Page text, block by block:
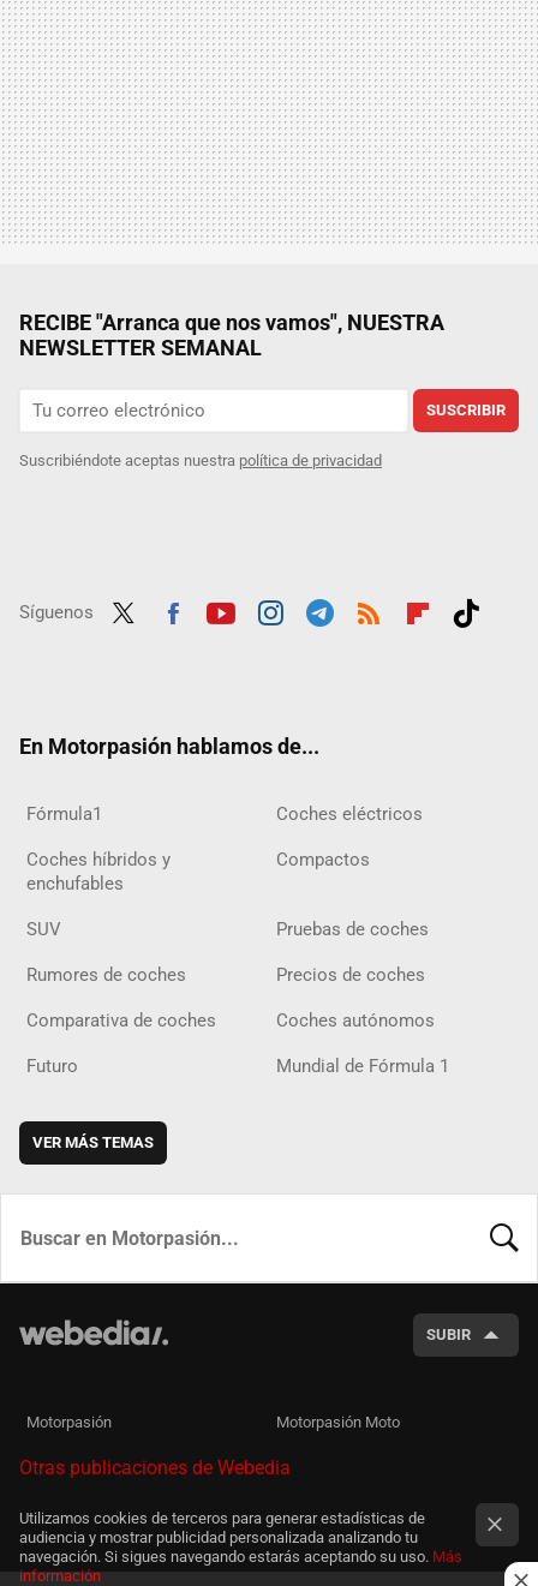
RECIBE "Arranca que nos vamos", NUESTRA
NEWSLETTER SEMANAL
SUSCRIBIR
Suscribiéndote aceptas nuestra política de privacidad
Síguenos
En Motorpasión hablamos de...
Fórmula1 Coches eléctricos
Coches híbridos y
enchufables
Compactos
SUV Pruebas de coches
Rumores de coches Precios de coches
Comparativa de coches Coches autónomos
Futuro Mundial de Fórmula 1
VER MÁS TEMAS
SUBIR
Motorpasión Motorpasión Moto
Otras publicaciones de Webedia
Utilizamos cookies de terceros para generar estadísticas de
audiencia y mostrar publicidad personalizada analizando tu
navegación. Si sigues navegando estarás aceptando su uso. Más
información